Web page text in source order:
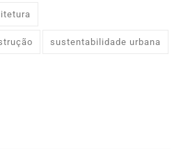
sustentabilidade urbana